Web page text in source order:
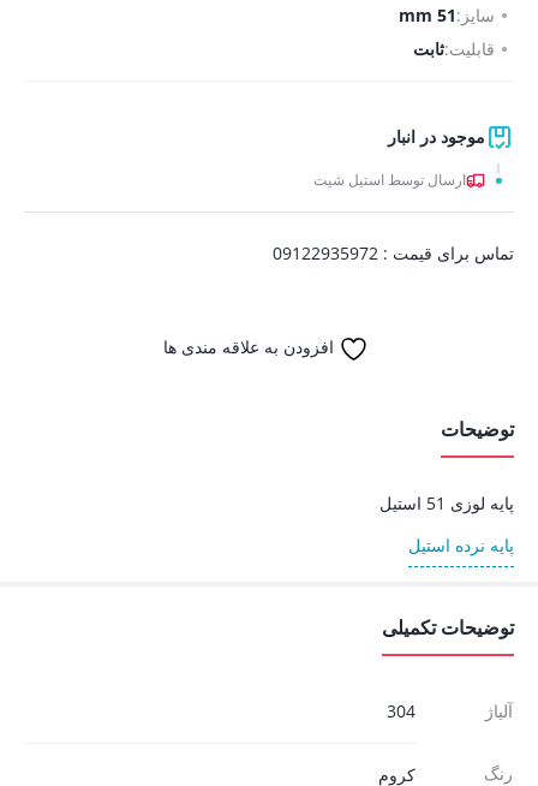
سایز:51 mm
قابلیت:ثابت
موجود در انبار
ارسال توسط استیل شیت
تماس برای قیمت : 09122935972
افزودن به علاقه مندی ها
توضیحات
پایه لوزی 51 استیل
پایه نرده استیل
توضیحات تکمیلی
آلیاژ 304
رنگ کروم